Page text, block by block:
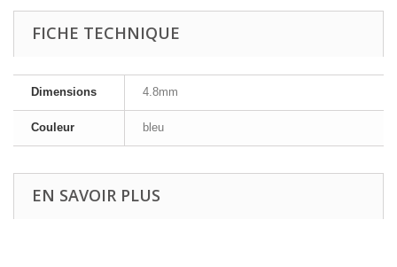
FICHE TECHNIQUE
Dimensions 4.8mm
Couleur bleu
EN SAVOIR PLUS